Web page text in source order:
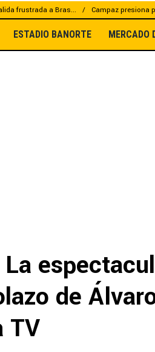
frustrada a Bras... Campaz presiona
ESTADIO BANORTE MERCADO
de
TV